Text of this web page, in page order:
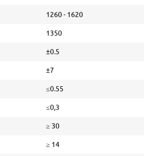
1260 - 1620
1350
±0.5
±7
≤0.55
≤0,3
≥ 30
≥ 14